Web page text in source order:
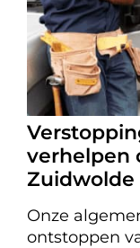
verhelpen
Zuidwolde
Onze
ontstoppen